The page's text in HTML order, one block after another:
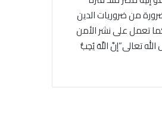
من ضروريات الدين
تعمل على نشر الأمن
تعالى”إنَّ اللَّهَ يُحِبُّ